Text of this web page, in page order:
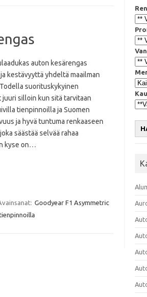
auton kesärengas
kestävyyttä yhdeltä maailman
suorituskykyinen
silloin kun sitä tarvitaan
tienpinnoilla ja Suomen
ja hyvä tuntuma renkaaseen
säästää selvää rahaa
kyse on…
Goodyear F1 Asymmetric